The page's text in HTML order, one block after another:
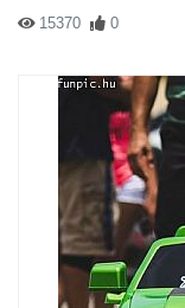
15370 0